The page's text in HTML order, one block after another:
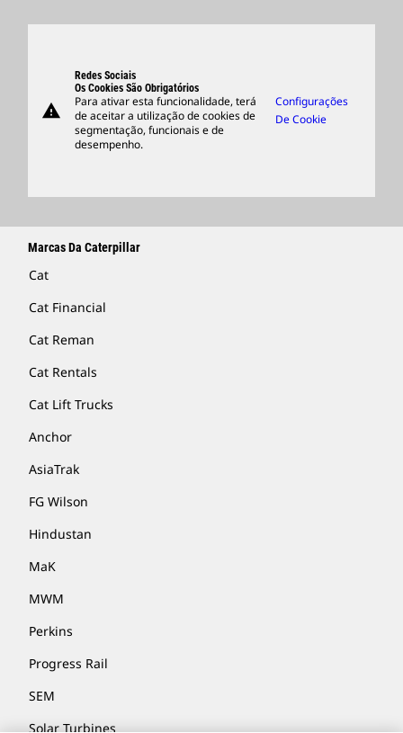
Suporte
Merchandise
Encontrar Um Revendedor
warning
Redes Sociais
Os Cookies São Obrigatórios
Para ativar esta funcionalidade, terá
de aceitar a utilização de cookies de
segmentação, funcionais e de
desempenho.
Configurações
De Cookie
Marcas Da Caterpillar
Cat
Cat Financial
Cat Reman
Cat Rentals
Cat Lift Trucks
Anchor
AsiaTrak
FG Wilson
Hindustan
MaK
MWM
Perkins
Progress Rail
SEM
Solar Turbines